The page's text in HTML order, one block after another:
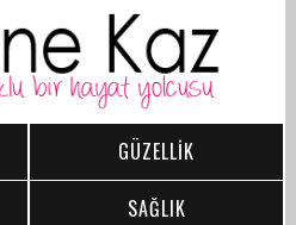
GÜZELLİK
SAĞLIK